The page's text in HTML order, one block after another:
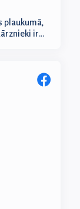
plaukumā,
ir